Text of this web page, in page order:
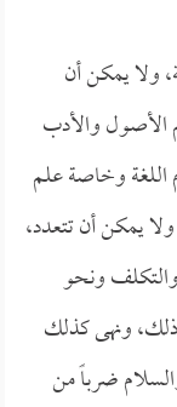
ولا يمكن أن
الأصول والأدب
وخاصة علم
يمكن أن تتعدد،
والتكلف ونحو
ونهى كذلك
ضرباً من